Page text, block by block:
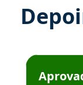
Estudante